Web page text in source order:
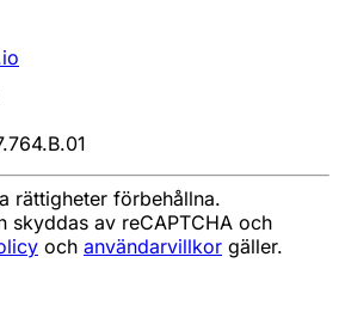
rättigheter förbehållna.
skyddas av reCAPTCHA och
och användarvillkor gäller.